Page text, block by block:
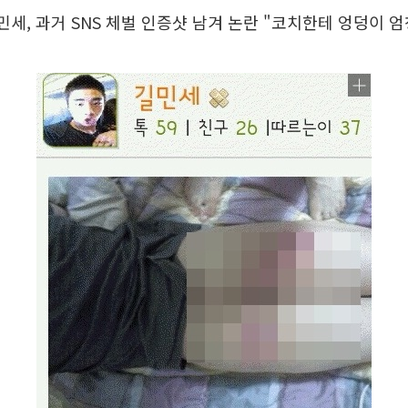
세, 과거 SNS 체벌 인증샷 남겨 논란 "코치한테 엉덩이